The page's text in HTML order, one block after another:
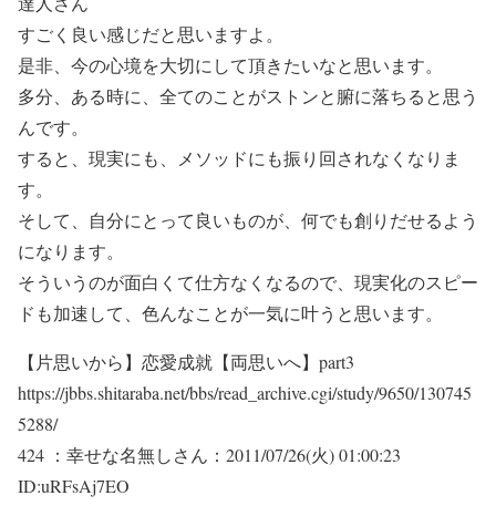
すごく良い感じだと思いますよ。
是非、今の心境を大切にして頂きたいなと思います。
多分、ある時に、全てのことがストンと腑に落ちると思う
んです。
すると、現実にも、メソッドにも振り回されなくなりま
す。
そして、自分にとって良いものが、何でも創りだせるよう
になります。
そういうのが面白くて仕方なくなるので、現実化のスピー
ドも加速して、色んなことが一気に叶うと思います。
【片思いから】恋愛成就【両思いへ】part3
https://jbbs.shitaraba.net/bbs/read_archive.cgi/study/9650/130745
5288/
424 ：幸せな名無しさん：2011/07/26(火) 01:00:23
ID:uRFsAj7EO